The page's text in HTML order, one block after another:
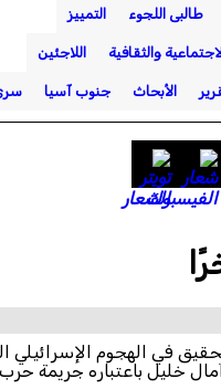
طالبى اللجوء التمييز
والثقافية اللاجئين
الأبحاث جنوب آسيا
في الهجوم الإسرائيلي
خليل باعتباره جريمة حرب